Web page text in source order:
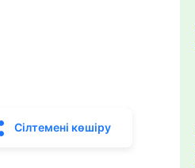
Сілтемені көшіру